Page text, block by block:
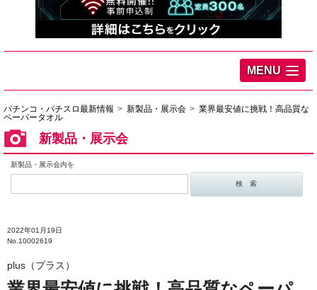
MENU
パチンコ・パチスロ最新情報 新製品・展示会
業界最安値に挑戦！高品質な
ペーパータオル
新製品・展示会
新製品・展示会内を
2022年01月19日
No.10002619
plus（プラス）